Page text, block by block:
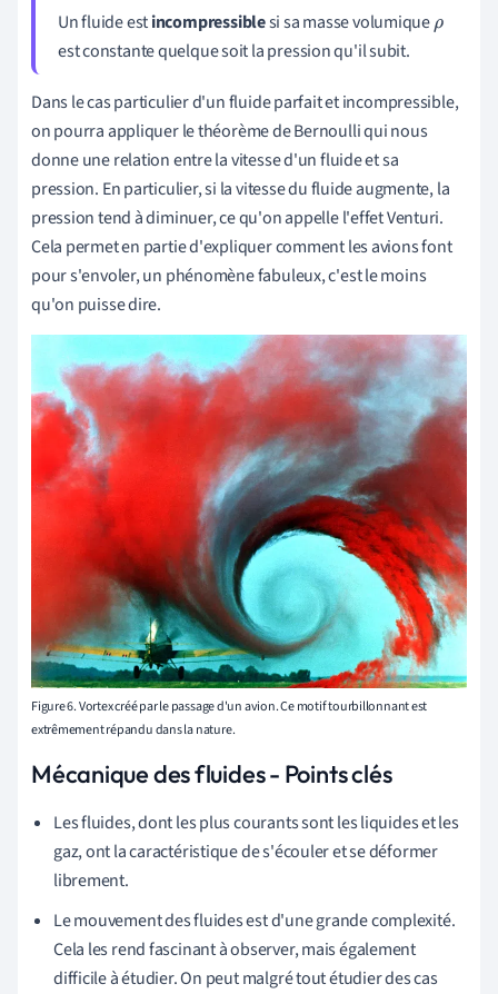
Un fluide estincompressiblesi sa masse volumiqueρ
est constante quelque soit la pression qu'il subit.
Dans le cas particulier d'un fluide parfait et incompressible,
on pourra appliquer le théorème de Bernoulli qui nous
donne une relation entre la vitesse d'un fluide et sa
pression. En particulier, si la vitesse du fluide augmente, la
pression tend à diminuer, ce qu'on appelle l'effet Venturi.
Cela permet en partie d'expliquer comment les avions font
pour s'envoler, un phénomène fabuleux, c'est le moins
qu'on puisse dire.
Figure 6. Vortex créé par le passage d'un avion. Ce motif tourbillonnant est
extrêmement répandu dans la nature.
Mécanique des fluides - Points clés
Les fluides, dont les plus courants sont les liquides et les
gaz, ont la caractéristique de s'écouler et se déformer
librement.
Le mouvement des fluides est d'une grande complexité.
Cela les rend fascinant à observer, mais également
difficile à étudier. On peut malgré tout étudier des cas